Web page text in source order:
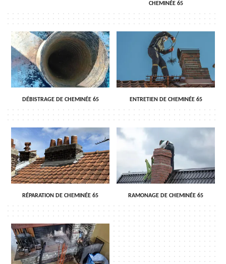
CHEMINÉE 65
DÉBISTRAGE DE CHEMINÉE 65 ENTRETIEN DE CHEMINÉE 65
RÉPARATION DE CHEMINÉE 65 RAMONAGE DE CHEMINÉE 65